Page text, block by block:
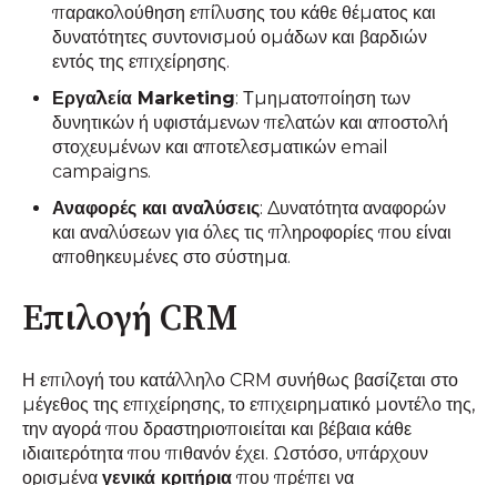
παρακολούθηση επίλυσης του κάθε θέματος και
δυνατότητες συντονισμού ομάδων και βαρδιών
εντός της επιχείρησης.
Εργαλεία Marketing: Τμηματοποίηση των
δυνητικών ή υφιστάμενων πελατών και αποστολή
στοχευμένων και αποτελεσματικών email
campaigns.
Αναφορές και αναλύσεις: Δυνατότητα αναφορών
και αναλύσεων για όλες τις πληροφορίες που είναι
αποθηκευμένες στο σύστημα.
Επιλογή CRM
Η επιλογή του κατάλληλο CRM συνήθως βασίζεται στο
μέγεθος της επιχείρησης, το επιχειρηματικό μοντέλο της,
την αγορά που δραστηριοποιείται και βέβαια κάθε
ιδιαιτερότητα που πιθανόν έχει. Ωστόσο, υπάρχουν
ορισμένα γενικά κριτήρια που πρέπει να